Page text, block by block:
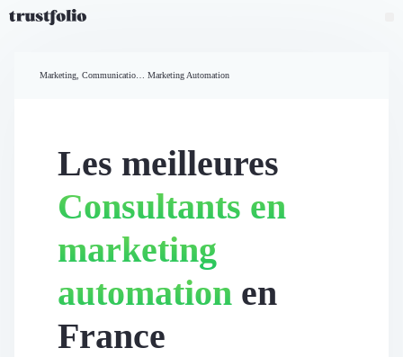
Widgets d'avis
Partage d’avis multicanal
Vidéo de témoignage
Vitrine & média
Suivi du ROI
Voir tous nos avis clients
Accueil
Marketing, Communication et Ventes Marketing Automation
Les meilleures
Consultants en
marketing
automation en
France